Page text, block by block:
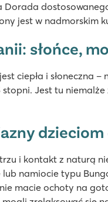
zjeżdżalniami
i starszych
Dorada
jest w nadmorskim
słońce,
ciepła i słoneczna
Jest tu
i kontakt z naturą
lub namiocie typu
macie ochoty na